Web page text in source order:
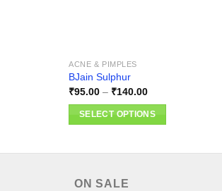
ACNE & PIMPLES
BJain Sulphur
₹95.00 – ₹140.00Price
₹95.00
through
SELECT OPTIONS
multiple
ON SALE